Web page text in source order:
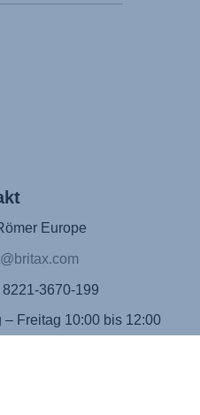
Europe
8221-3670-199
– Freitag 10:00 bis 12:00